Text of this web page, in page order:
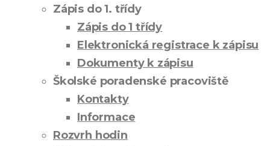
Zápis do 1. třídy
Zápis do 1 třídy
Elektronická registrace k zápisu
Dokumenty k zápisu
Školské poradenské pracoviště
Kontakty
Informace
Rozvrh hodin